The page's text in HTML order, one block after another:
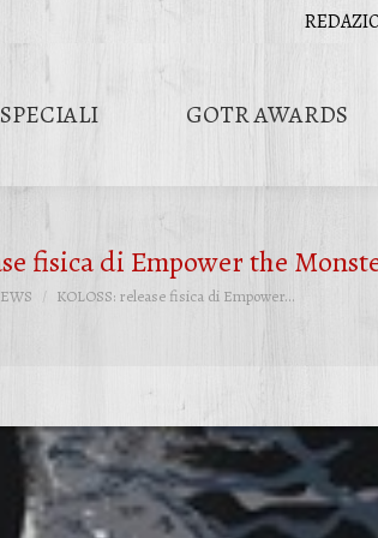
SPECIALI GOTR AWARDS
fisica di Empower the
KOLOSS: release fisica di Empower…